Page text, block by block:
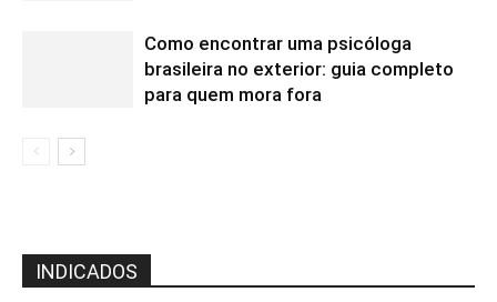
Como encontrar uma psicóloga
brasileira no exterior: guia completo
para quem mora fora
INDICADOS